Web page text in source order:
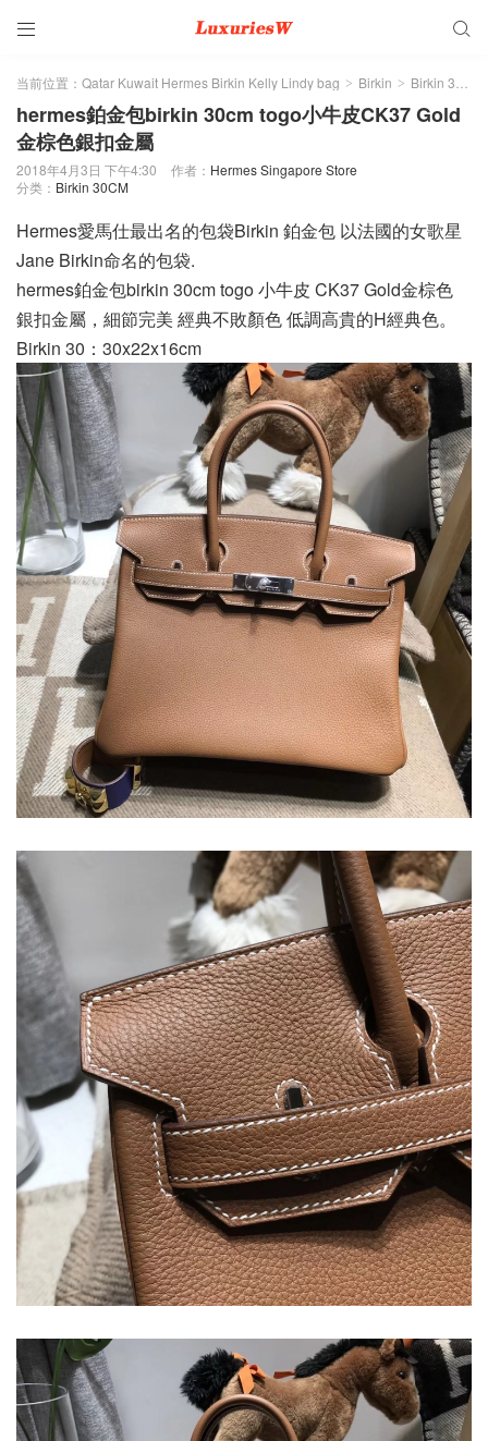
 
当前位置： Qatar Kuwait Hermes Birkin Kelly Lindy bag > Birkin > Birkin 30CM
hermes鉑金包birkin 30cm togo小牛皮CK37 Gold
金棕色銀扣金屬
2018年4月3日 下午4:30 作者： Hermes Singapore Store
分类： Birkin 30CM
Hermes愛馬仕最出名的包袋Birkin 鉑金包 以法國的女歌星
Jane Birkin命名的包袋.
hermes鉑金包birkin 30cm togo 小牛皮 CK37 Gold金棕色
銀扣金屬，細節完美 經典不敗顏色 低調高貴的H經典色。
Birkin 30：30x22x16cm